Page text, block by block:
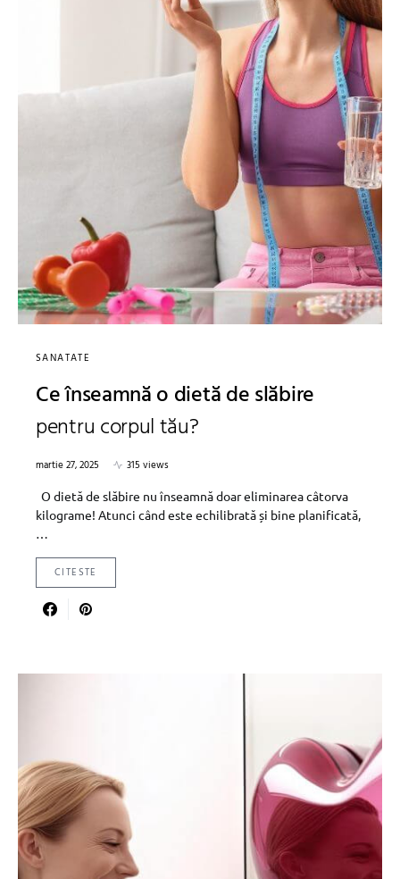
SANATATE
Ce înseamnă o dietă de slăbire
pentru corpul tău?
martie 27, 2025
315 views
O dietă de slăbire nu înseamnă doar eliminarea câtorva
kilograme! Atunci când este echilibrată și bine planificată,
…
CITESTE